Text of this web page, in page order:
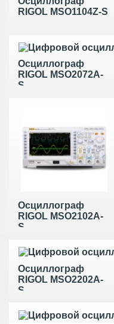
RIGOL MSO1104Z-S
Осциллограф
RIGOL MSO2072A-
S
Осциллограф
RIGOL MSO2102A-
S
Осциллограф
RIGOL MSO2202A-
S